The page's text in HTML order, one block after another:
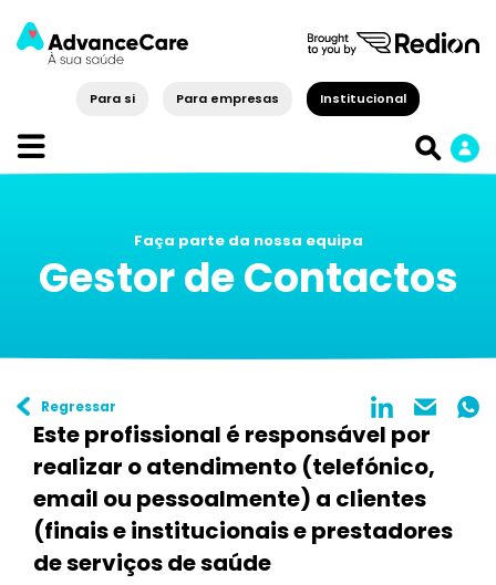
Para si Para empresas Institucional
Faça parte da nossa equipa
Gestor de Contactos
Regressar
Este profissional é responsável por
realizar o atendimento (telefónico,
email ou pessoalmente) a clientes
(finais e institucionais e prestadores
de serviços de saúde